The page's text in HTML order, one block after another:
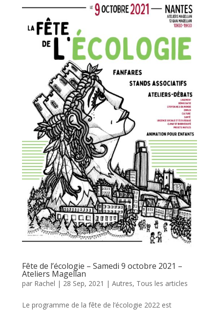
Fête de l’écologie – Samedi 9 octobre 2021 –
Ateliers Magellan
par Rachel | 28 Sep, 2021 | Autres, Tous les articles
Le programme de la fête de l’écologie 2022 est